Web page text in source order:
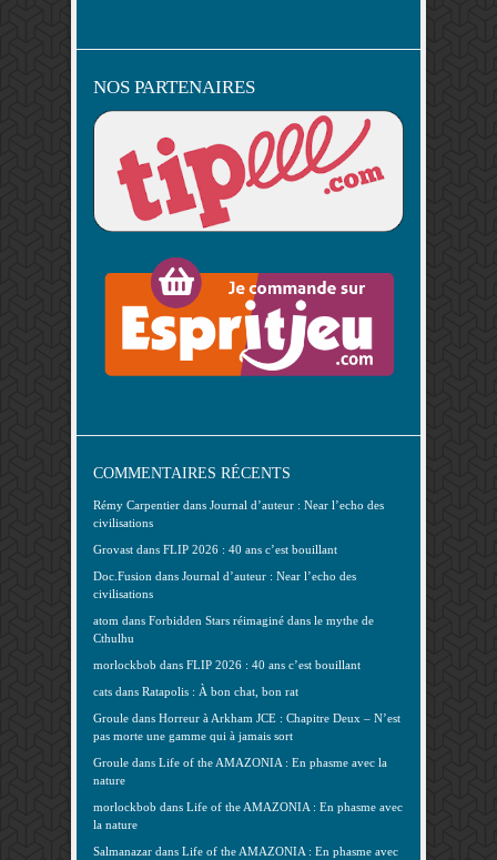
NOS PARTENAIRES
COMMENTAIRES RÉCENTS
Rémy Carpentier dans Journal d’auteur : Near l’echo des
civilisations
Grovast dans FLIP 2026 : 40 ans c’est bouillant
Doc.Fusion dans Journal d’auteur : Near l’echo des
civilisations
atom dans Forbidden Stars réimaginé dans le mythe de
Cthulhu
morlockbob dans FLIP 2026 : 40 ans c’est bouillant
cats dans Ratapolis : À bon chat, bon rat
Groule dans Horreur à Arkham JCE : Chapitre Deux – N’est
pas morte une gamme qui à jamais sort
Groule dans Life of the AMAZONIA : En phasme avec la
nature
morlockbob dans Life of the AMAZONIA : En phasme avec
la nature
Salmanazar dans Life of the AMAZONIA : En phasme avec